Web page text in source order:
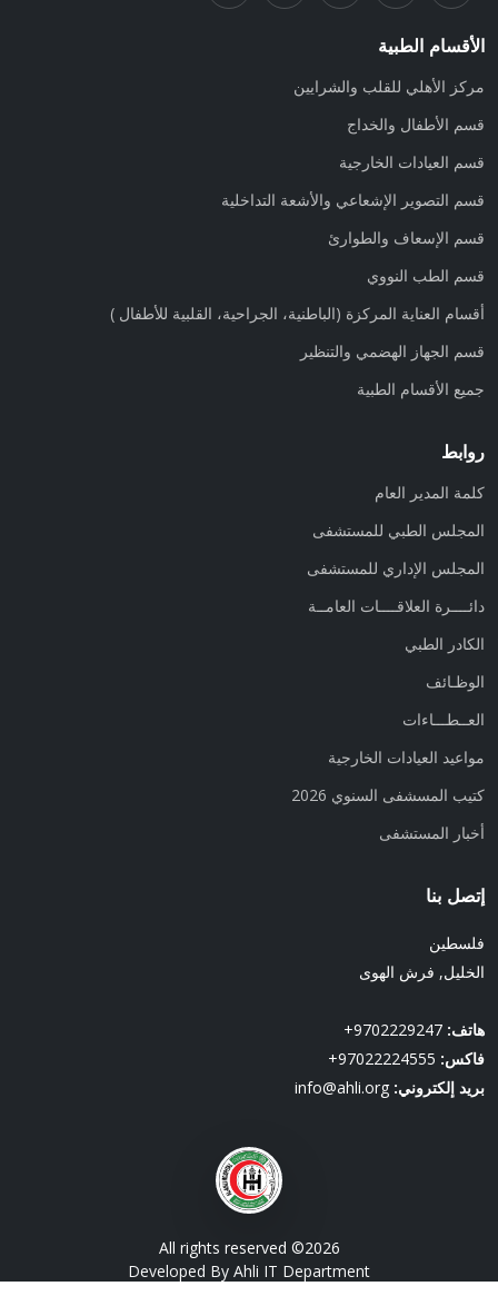
الأقسام الطبية
مركز الأهلي للقلب والشرايين
قسم الأطفال والخداج
قسم العيادات الخارجية
قسم التصوير الإشعاعي والأشعة التداخلية
قسم الإسعاف والطوارئ
قسم الطب النووي
أقسام‭ ‬العناية‭ ‬المركزة (الباطنية، الجراحية، القلبية للأطفال )
قسم الجهاز الهضمي والتنظير
جميع الأقسام الطبية
روابط
كلمة المدير العام
المجلس الطبي للمستشفى
المجلس الإداري للمستشفى
دائــــرة العلاقــــات العامــة
الكادر الطبي
الوظـائف
العــطـــاءات
مواعيد العيادات الخارجية
كتيب المسشفى السنوي 2026
أخبار المستشفى
إتصل بنا
فلسطين
الخليل, فرش الهوى
هاتف:
فاكس:
بريد إلكتروني:
All rights reserved ©2026
Developed By Ahli IT Department